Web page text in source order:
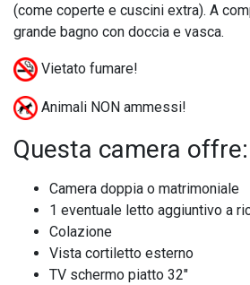
(come coperte e cuscini extra). A
grande bagno con doccia e vasca.
Vietato fumare!
Animali NON ammessi!
Questa camera offre:
Camera doppia o matrimoniale
1 eventuale letto aggiuntivo a
Colazione
Vista cortiletto esterno
TV schermo piatto 32"